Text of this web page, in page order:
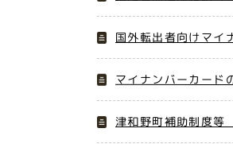
国外転出者向けマイ
マイナンバーカード
津和野町補助制度